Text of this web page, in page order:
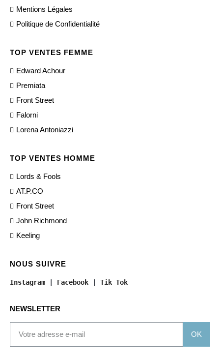
Mentions Légales
Politique de Confidentialité
TOP VENTES FEMME
Edward Achour
Premiata
Front Street
Falorni
Lorena Antoniazzi
TOP VENTES HOMME
Lords & Fools
AT.P.CO
Front Street
John Richmond
Keeling
NOUS SUIVRE
Instagram | Facebook | Tik Tok
NEWSLETTER
OK